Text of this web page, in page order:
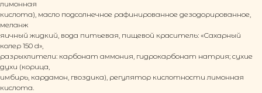
лимонная
кислота), масло подсолнечное рафинированное дезодорированное,
меланж
яичный жидкий, вода питьевая, пищевой краситель: «Сахарный
колер 150 d»,
разрыхлители: карбонат аммония, гидрокарбонат натрия; сухие
духи (корица,
имбирь, кардамон, гвоздика), регулятор кислотности лимонная
кислота.